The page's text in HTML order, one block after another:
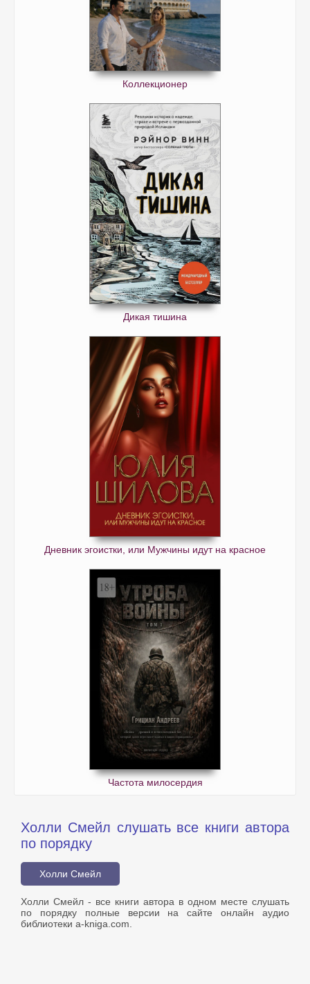
Коллекционер
Дикая тишина
Дневник эгоистки, или Мужчины идут на красное
Частота милосердия
Холли Смейл слушать все книги автора
по порядку
Холли Смейл
Холли Смейл - все книги автора в одном месте слушать
по порядку полные версии на сайте онлайн аудио
библиотеки a-kniga.com.